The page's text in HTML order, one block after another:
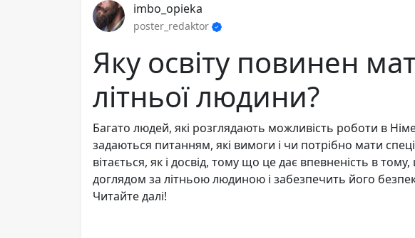
imbo_opieka
poster_redaktor
Яку освіту повинен
літньої людини?
Багато людей, які розглядають можливість роботи в
задаються питанням, які вимоги і чи потрібно мати
вітається, як і досвід, тому що це дає впевненість в
доглядом за літньою людиною і забезпечить його
Читайте далі!